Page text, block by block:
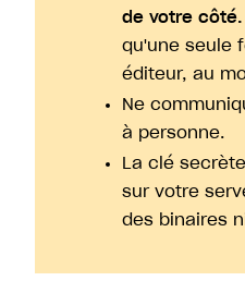
de votre côté.
qu'une seule
éditeur, au
Ne
à personne.
La clé
sur votre
des binaires